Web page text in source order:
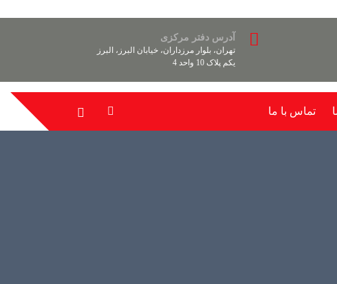
آدرس دفتر مرکزی
تهران، بلوار مرزداران، خیابان البرز، البرز
یکم پلاک 10 واحد 4
تماس با ما